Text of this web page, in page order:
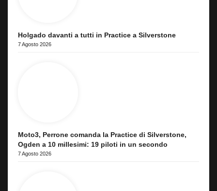
Holgado davanti a tutti in Practice a Silverstone
7 Agosto 2026
Moto3, Perrone comanda la Practice di Silverstone,
Ogden a 10 millesimi: 19 piloti in un secondo
7 Agosto 2026